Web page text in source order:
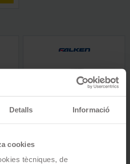
Detalls Informació
cookies
tècniques, de